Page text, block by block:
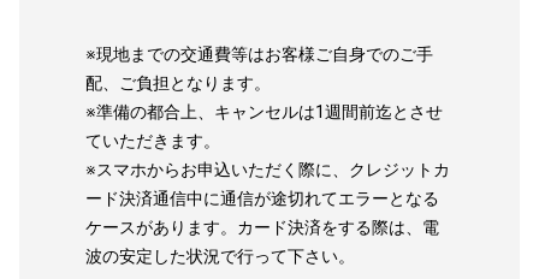
※現地までの交通費等はお客様ご自身でのご手
配、ご負担となります。
※準備の都合上、キャンセルは1週間前迄とさせ
ていただきます。
※スマホからお申込いただく際に、クレジットカ
ード決済通信中に通信が途切れてエラーとなる
ケースがあります。カード決済をする際は、電
波の安定した状況で行って下さい。